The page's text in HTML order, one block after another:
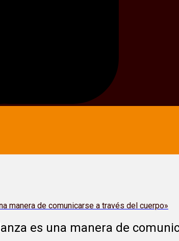
manera de comunicarse a través del cuerpo»
es una manera de